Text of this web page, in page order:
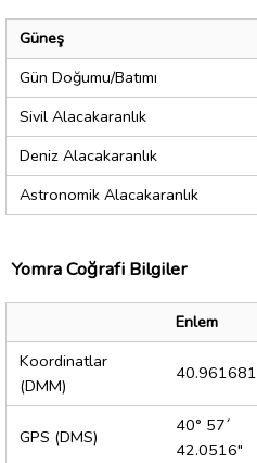
Güneş
Gün Doğumu/Batımı
Sivil Alacakaranlık
Deniz Alacakaranlık
Astronomik Alacakaranlık
Yomra Coğrafi Bilgiler
Enlem
Koordinatlar
(DMM)
40.961681
GPS (DMS)
40° 57´
42.0516"